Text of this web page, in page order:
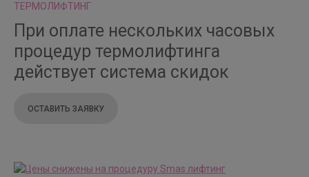
ТЕРМОЛИФТИНГ
При оплате нескольких часовых
процедур термолифтинга
действует система скидок
ОСТАВИТЬ ЗАЯВКУ